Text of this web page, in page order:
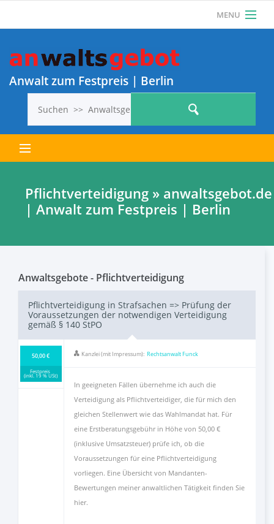
MENU
Anwalt? Jetzt KOSTENLOS REGISTRIEREN und 1
ANWALTSGEBOT KOSTENLOS VERÖFFENTLICHEN!
Anwalt zum Festpreis | Berlin
Alle Anwaltsgebote
Als Anwalt registrieren
Pflichtverteidigung » anwaltsgebot.de
| Anwalt zum Festpreis | Berlin
Anwaltsgebote - Pflichtverteidigung
Pflichtverteidigung in Strafsachen => Prüfung der
Voraussetzungen der notwendigen Verteidigung
gemäß § 140 StPO
50,00 €
Festpreis
(inkl. 19 % USt)
Kanzlei (mit Impressum): Rechtsanwalt Funck
In geeigneten Fällen übernehme ich auch die
Verteidigung als Pflichtverteidiger, die für mich den
gleichen Stellenwert wie das Wahlmandat hat. Für
eine Erstberatungsgebühr in Höhe von 50,00 €
(inklusive Umsatzsteuer) prüfe ich, ob die
Voraussetzungen für eine Pflichtverteidigung
vorliegen. Eine Übersicht von Mandanten-
Bewertungen meiner anwaltlichen Tätigkeit finden Sie
hier.